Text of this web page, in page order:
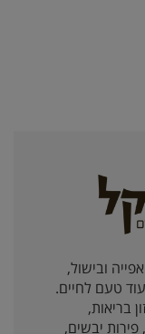
ובישול,
טעם לחיים.
בריאות,
פירות יבשים,